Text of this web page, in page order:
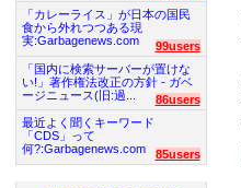
「カレーライス」が日本の国民
食から外れつつある現
実:Garbagenews.com
99users
「国内に検索サーバーが置けな
い!」著作権法改正の方針 - ガベ
ージニュース(旧:過...
86users
最近よく聞くキーワード
「CDS」って
何?:Garbagenews.com
85users